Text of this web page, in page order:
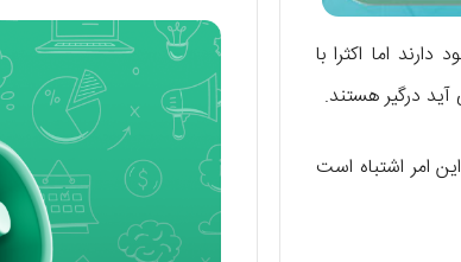
اما اکثرا با
درگیر هستند.
امر اشتباه است